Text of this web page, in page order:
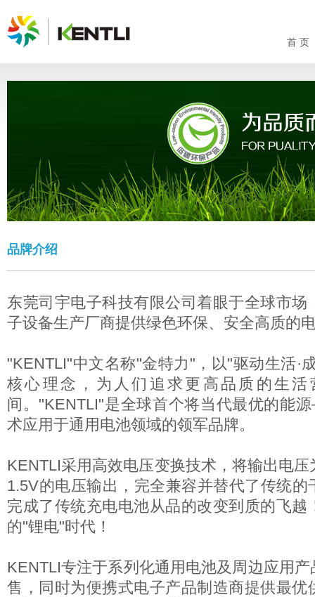
首 页
品牌介绍
东莞司宇电子科技有限公司着眼于全球市场
子设备生产厂商提供绿色环保、安全高质的
"KENTLI"中文名称"金特力"，以"驱动生活·
核心理念，为人们追求更高品质的生活
间。"KENTLI"是全球首个将当代最优的能
术应用于通用电池领域的领军品牌。
KENTLI采用高效电压变换技术，将输出电
1.5V的电压输出，完全兼容并替代了传统的
完成了传统充电电池从品的改变到质的飞越
的"锂电"时代！
KENTLI专注于系列化通用电池及周边应用
售，同时为便携式电子产品制造商提供最优